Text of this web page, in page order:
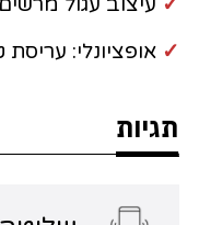
✓ עיצוב עגול
✓ אופציונלי: עריסת
תגיות